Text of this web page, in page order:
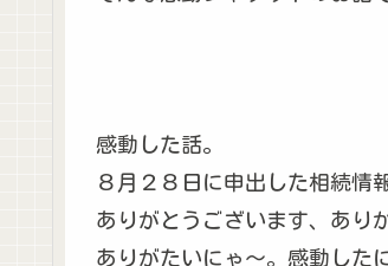
感動した話。
８月２８日に申出した相続情
ありがとうございます、あり
ありがたいにゃ～。感動した